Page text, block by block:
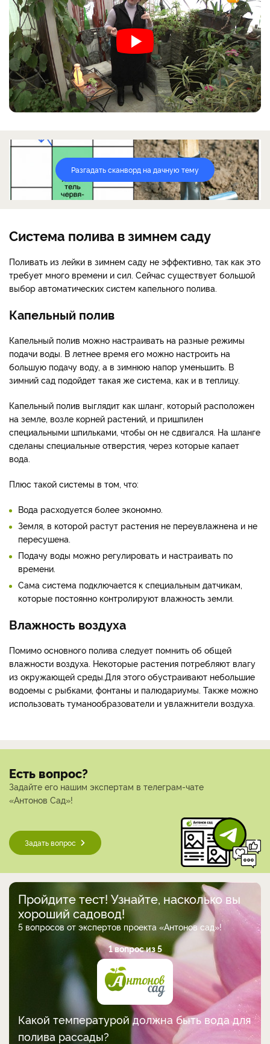
Разгадать сканворд на дачную тему
Система полива в зимнем саду
Поливать из лейки в зимнем саду не эффективно, так как это
требует много времени и сил. Сейчас существует большой
выбор автоматических систем капельного полива.
Капельный полив
Капельный полив можно настраивать на разные режимы
подачи воды. В летнее время его можно настроить на
большую подачу воду, а в зимнюю напор уменьшить. В
зимний сад подойдет такая же система, как и в теплицу.
Капельный полив выглядит как шланг, который расположен
на земле, возле корней растений, и пришпилен
специальными шпильками, чтобы он не сдвигался. На шланге
сделаны специальные отверстия, через которые капает
вода.
Плюс такой системы в том, что:
Вода расходуется более экономно.
Земля, в которой растут растения не переувлажнена и не
пересушена.
Подачу воды можно регулировать и настраивать по
времени.
Сама система подключается к специальным датчикам,
которые постоянно контролируют влажность земли.
Влажность воздуха
Помимо основного полива следует помнить об общей
влажности воздуха. Некоторые растения потребляют влагу
из окружающей среды.Для этого обустраивают небольшие
водоемы с рыбками, фонтаны и палюдариумы. Также можно
использовать туманообразователи и увлажнители воздуха.
Есть вопрос?
Задайте его нашим экспертам в телеграм-чате
«Антонов Сад»!
Задать вопрос
Пройдите тест! Узнайте, насколько вы
хороший садовод!
5 вопросов от экспертов проекта «Антонов сад»!
1 вопрос из 5
Какой температурой должна быть вода для
полива рассады?